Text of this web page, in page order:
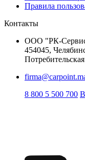
Правила
Контакты
ООО "РК-
454045,
8 800 5 500 700